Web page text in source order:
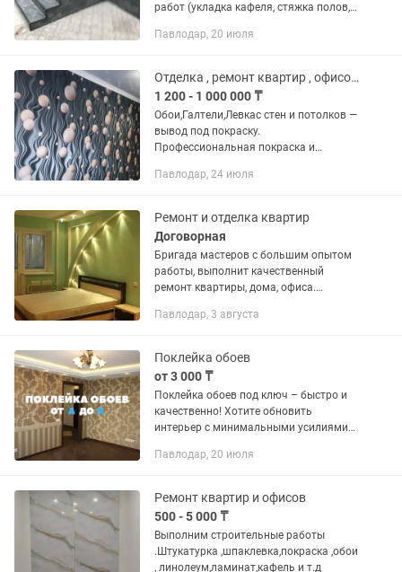
работ (укладка кафеля, стяжка полов,
потолков, гипсокартон и др.)
Павлодар, 20 июля
Отделка , ремонт квартир , офисов и помещений
1 200 - 1 000 000 ₸
Обои,Галтели,Левкас стен и потолков —
вывод под покраску.
Профессиональная покраска и
потолков любого типа. Качественная
Павлодар, 24 июля
Ремонт и отделка квартир
Договорная
Бригада мастеров с большим опытом
работы, выполнит качественный
ремонт квартиры, дома, офиса.
-Работаем с любыми материалами
-Любые виды...
Павлодар, 3 августа
Поклейка обоев
от 3 000 ₸
Поклейка обоев под ключ – быстро и
качественно! Хотите обновить
интерьер с минимальными усилиями?
поклейку обоев под ключ!
Павлодар, 20 июля
Ремонт квартир и офисов
500 - 5 000 ₸
Выполним строительные работы
.Штукатурка ,шпаклевка,покраска ,обои
, линолеум,ламинат,кафель и т.д